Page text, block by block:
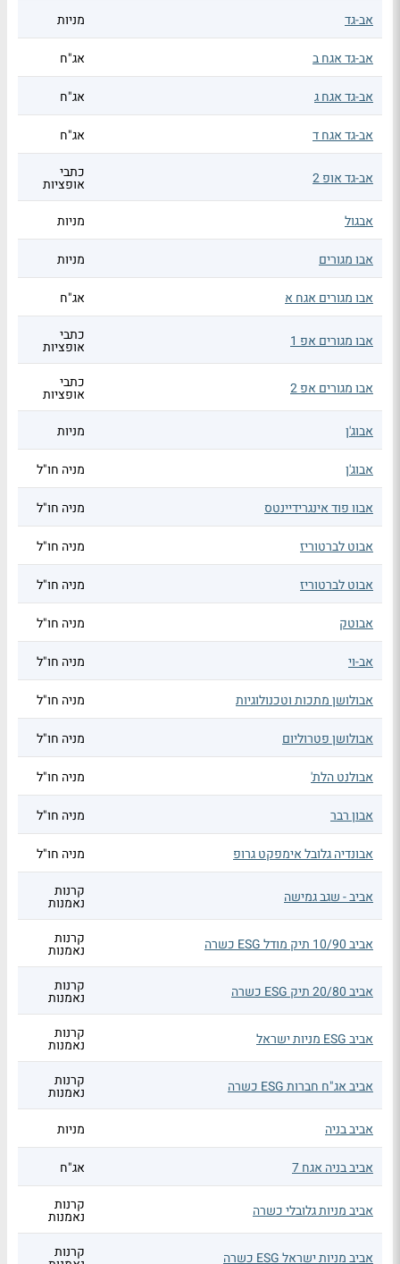
אב-גד מניות
אב-גד אגח ב אג"ח
אב-גד אגח ג אג"ח
אב-גד אגח ד אג"ח
אב-גד אופ 2 כתבי
אופציות
אבגול
מניות
אבו מגורים מניות
אבו מגורים אגח א אג"ח
אבו מגורים אפ 1 כתבי
אופציות
אבו מגורים אפ 2 כתבי
אופציות
אבוג'ן
מניות
אבוג'ן מניה חו"ל
אבוו פוד אינגרידיינטס מניה חו"ל
אבוט לברטוריז מניה חו"ל
אבוט לברטוריז מניה חו"ל
אבוטק מניה חו"ל
אב-וי מניה חו"ל
אבולושן מתכות וטכנולוגיות מניה חו"ל
אבולושן פטרוליום מניה חו"ל
אבולנט הלת' מניה חו"ל
אבון רבר מניה חו"ל
אבונדיה גלובל אימפקט גרופ מניה חו"ל
אביב - שגב גמישה קרנות
נאמנות
אביב 10/90 תיק מודל ESG כשרה קרנות
נאמנות
אביב 20/80 תיק ESG כשרה קרנות
נאמנות
אביב ESG מניות ישראל קרנות
נאמנות
אביב אג"ח חברות ESG כשרה קרנות
נאמנות
אביב בניה
מניות
אביב בניה אגח 7 אג"ח
אביב מניות גלובלי כשרה קרנות
נאמנות
אביב מניות ישראל ESG כשרה קרנות